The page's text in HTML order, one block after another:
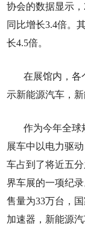
协会的数据显示，
同比增长3.4倍。
长4.5倍。
在展馆内，各
示新能源汽车，
作为今年全球
展车中以电力驱
车占到了将近五
界车展的一项纪
售量为33万台，
加速器，新能源